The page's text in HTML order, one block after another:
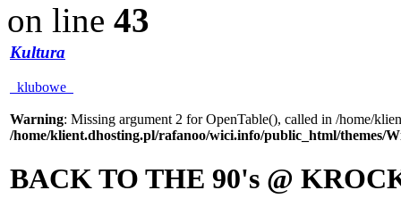
on line 43
Kultura
klubowe
Warning: Missing argument 2 for OpenTable(), called in /home/
/home/klient.dhosting.pl/rafanoo/wici.info/public_html/themes/
BACK TO THE 90's @